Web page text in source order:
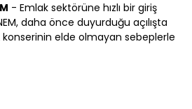
- Emlak sektörüne hızlı bir giriş
daha önce duyurduğu açılışta
konserinin elde olmayan sebeplerle